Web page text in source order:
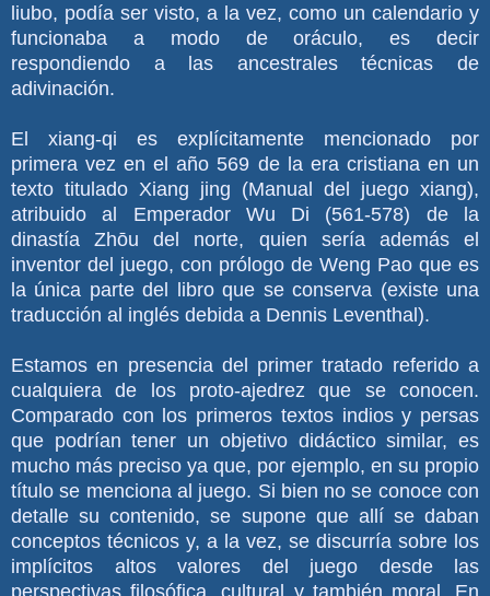
liubo, podía ser visto, a la vez, como un calendario y
funcionaba a modo de oráculo, es decir
respondiendo a las ancestrales técnicas de
adivinación.
El xiang-qi es explícitamente mencionado por
primera vez en el año 569 de la era cristiana en un
texto titulado Xiang jing (Manual del juego xiang),
atribuido al Emperador Wu Di (561-578) de la
dinastía Zhōu del norte, quien sería además el
inventor del juego, con prólogo de Weng Pao que es
la única parte del libro que se conserva (existe una
traducción al inglés debida a Dennis Leventhal).
Estamos en presencia del primer tratado referido a
cualquiera de los proto-ajedrez que se conocen.
Comparado con los primeros textos indios y persas
que podrían tener un objetivo didáctico similar, es
mucho más preciso ya que, por ejemplo, en su propio
título se menciona al juego. Si bien no se conoce con
detalle su contenido, se supone que allí se daban
conceptos técnicos y, a la vez, se discurría sobre los
implícitos altos valores del juego desde las
perspectivas filosófica, cultural y también moral. En